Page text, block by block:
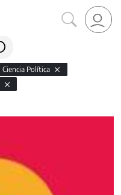
Ciencia Política